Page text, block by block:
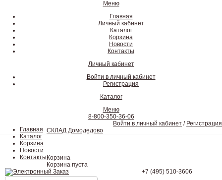
Меню
Главная
Личный кабинет
Каталог
Корзина
Новости
Контакты
Личный кабинет
Войти в личный кабинет
Регистрация
Каталог
Меню
8-800-350-36-06
Главная
Каталог
Корзина
Новости
Контакты
Войти в личный кабинет / Регистрация
СКЛАД Домодедово
Корзина
Корзина пуста
+7 (495) 510-3606